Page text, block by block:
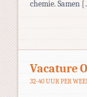
chemie. Samen
Vacature
32-40 UUR PER